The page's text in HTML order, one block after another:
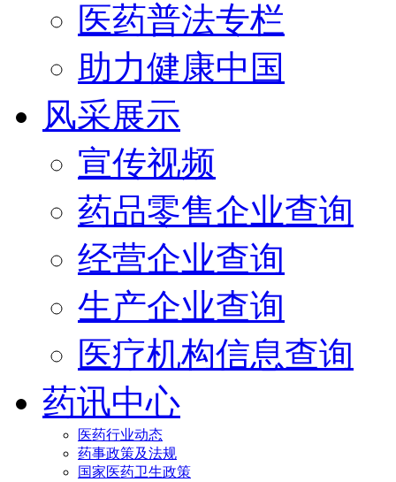
医药普法专栏
助力健康中国
风采展示
宣传视频
药品零售企业查询
经营企业查询
生产企业查询
医疗机构信息查询
药讯中心
医药行业动态
药事政策及法规
国家医药卫生政策